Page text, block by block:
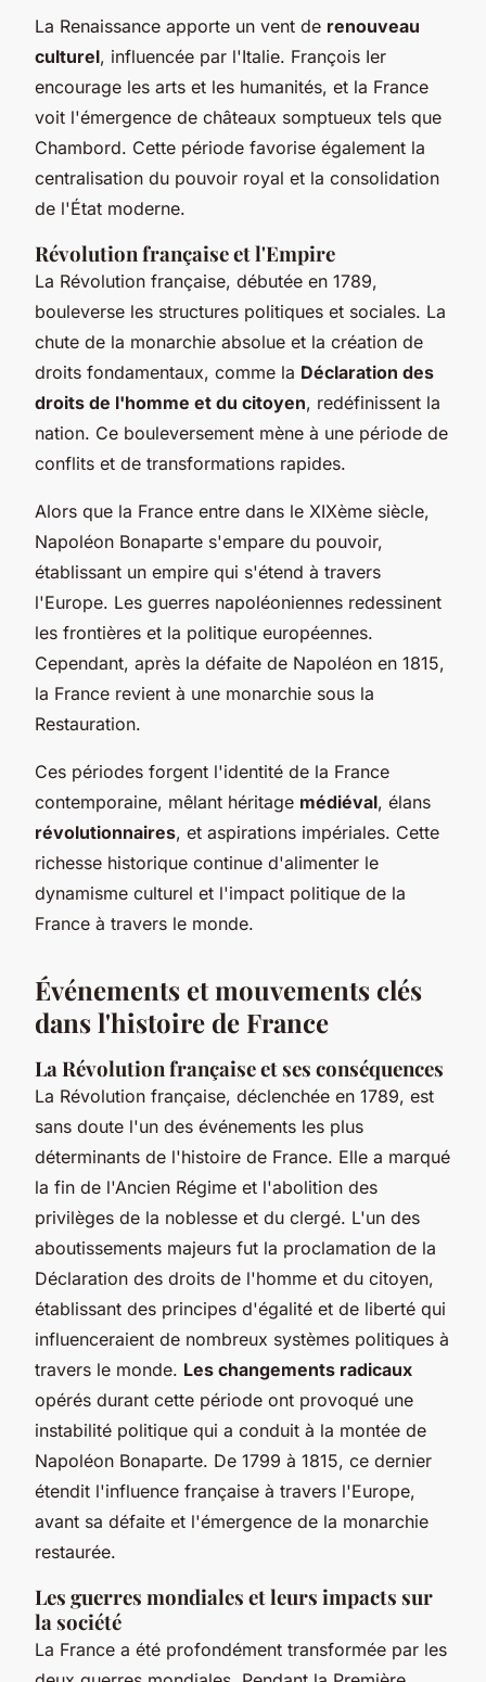
La Renaissance apporte un vent de renouveau
culturel, influencée par l'Italie. François Ier
encourage les arts et les humanités, et la France
voit l'émergence de châteaux somptueux tels que
Chambord. Cette période favorise également la
centralisation du pouvoir royal et la consolidation
de l'État moderne.
Révolution française et l'Empire
La Révolution française, débutée en 1789,
bouleverse les structures politiques et sociales. La
chute de la monarchie absolue et la création de
droits fondamentaux, comme la Déclaration des
droits de l'homme et du citoyen, redéfinissent la
nation. Ce bouleversement mène à une période de
conflits et de transformations rapides.
Alors que la France entre dans le XIXème siècle,
Napoléon Bonaparte s'empare du pouvoir,
établissant un empire qui s'étend à travers
l'Europe. Les guerres napoléoniennes redessinent
les frontières et la politique européennes.
Cependant, après la défaite de Napoléon en 1815,
la France revient à une monarchie sous la
Restauration.
Ces périodes forgent l'identité de la France
contemporaine, mêlant héritage médiéval, élans
révolutionnaires, et aspirations impériales. Cette
richesse historique continue d'alimenter le
dynamisme culturel et l'impact politique de la
France à travers le monde.
Événements et mouvements clés
dans l'histoire de France
La Révolution française et ses conséquences
La Révolution française, déclenchée en 1789, est
sans doute l'un des événements les plus
déterminants de l'histoire de France. Elle a marqué
la fin de l'Ancien Régime et l'abolition des
privilèges de la noblesse et du clergé. L'un des
aboutissements majeurs fut la proclamation de la
Déclaration des droits de l'homme et du citoyen,
établissant des principes d'égalité et de liberté qui
influenceraient de nombreux systèmes politiques à
travers le monde. Les changements radicaux
opérés durant cette période ont provoqué une
instabilité politique qui a conduit à la montée de
Napoléon Bonaparte. De 1799 à 1815, ce dernier
étendit l'influence française à travers l'Europe,
avant sa défaite et l'émergence de la monarchie
restaurée.
Les guerres mondiales et leurs impacts sur
la société
La France a été profondément transformée par les